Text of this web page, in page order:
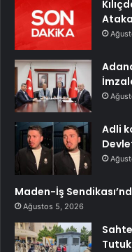
Adli
Maden-İş
Ağustos 5, 2026